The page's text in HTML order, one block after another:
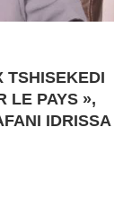
TSHISEKEDI
LE PAYS »,
IDRISSA